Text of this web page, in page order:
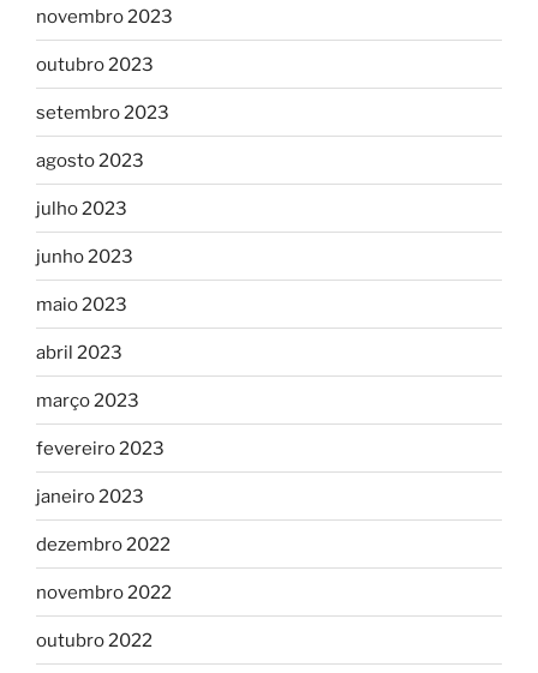
novembro 2023
outubro 2023
setembro 2023
agosto 2023
julho 2023
junho 2023
maio 2023
abril 2023
março 2023
fevereiro 2023
janeiro 2023
dezembro 2022
novembro 2022
outubro 2022